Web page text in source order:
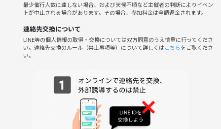
最少催行人数に達しない場合、および天候不順など主催者の判断によりイベン
トが中止される場合があります。その場合、参加料金は全額返金されます。
連絡先交換について
LINE等の個人情報の取得・交換については双方同意のうえ慎重に行ってくださ
い。連絡先交換のルール（禁止事項等）について詳しくはこちらをご覧くださ
い。